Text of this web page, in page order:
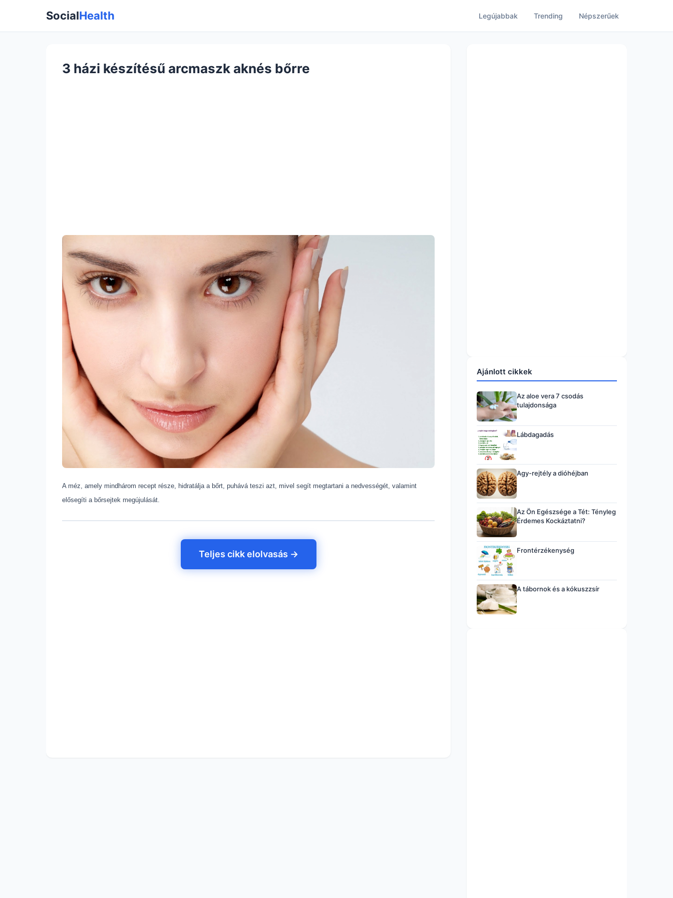
SocialHealth Legújabbak Trending Népszerűek
3 házi készítésű arcmaszk aknés bőrre
A méz, amely mindhárom recept része, hidratálja a bőrt, puhává teszi azt, mivel segít megtartani a nedvességét, valamint
elősegíti a bőrsejtek megújulását.
Teljes cikk elolvasás →
Ajánlott cikkek
Az aloe vera 7 csodás
tulajdonsága
Lábdagadás
Agy-rejtély a dióhéjban
Az Ön Egészsége a Tét: Tényleg
Érdemes Kockáztatni?
Frontérzékenység
A tábornok és a kókuszzsír